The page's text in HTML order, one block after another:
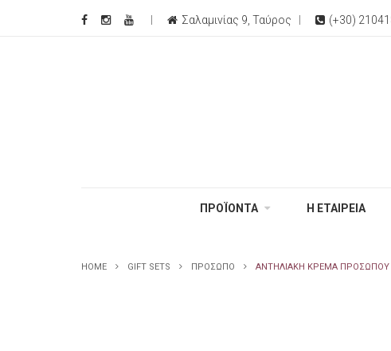
Σαλαμινίας 9, Ταύρος (+30)
ΠΡΟΪΟΝΤΑ Η ΕΤΑΙΡΕΙΑ
HOME GIFT SETS ΠΡΟΣΩΠΟ ΑΝΤΗΛΙΑΚΉ ΚΡΈΜΑ